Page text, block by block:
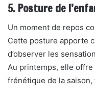
5. Posture de
Un moment de repos
Cette posture apporte
d’observer les
Au printemps, elle offre
frénétique de la